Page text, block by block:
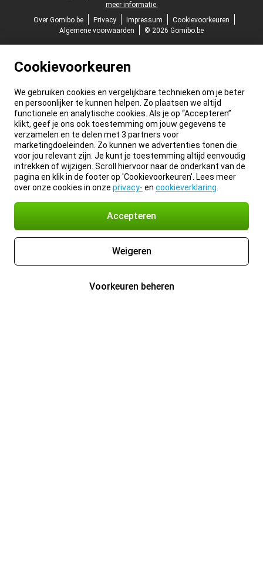
meer informatie.
Over Gomibo.be
Privacy Impressum
Cookievoorkeuren
Algemene voorwaarden
© 2026 Gomibo.be
Cookievoorkeuren
We gebruiken cookies en vergelijkbare technieken om je beter
en persoonlijker te kunnen helpen. Zo plaatsen we altijd
functionele en analytische cookies. Als je op “Accepteren”
klikt, geef je ons ook toestemming om jouw gegevens te
verzamelen en te delen met 3 partners voor
marketingdoeleinden. Zo kunnen we advertenties tonen die
voor jou relevant zijn. Je kunt je toestemming altijd eenvoudig
intrekken of wijzigen. Scroll hiervoor naar de onderkant van de
pagina en klik in de footer op 'Cookievoorkeuren'. Lees meer
over onze cookies in onze privacy- en cookieverklaring
Accepteren
Weigeren
Voorkeuren beheren